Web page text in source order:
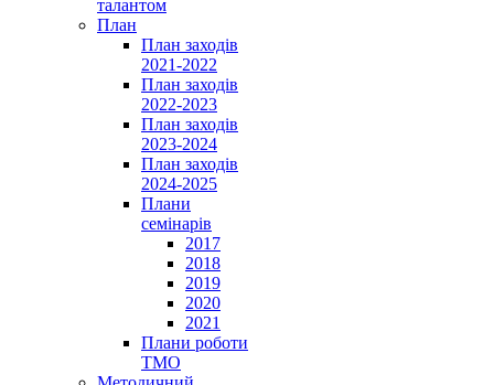
талантом
План
План заходів
2021-2022
План заходів
2022-2023
План заходів
2023-2024
План заходів
2024-2025
Плани
семінарів
2017
2018
2019
2020
2021
Плани роботи
ТМО